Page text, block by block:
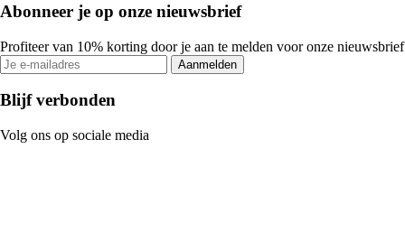
Abonneer je op onze nieuwsbrief
Profiteer van 10% korting door je aan te melden voor onze nieuwsbrief
Aanmelden
Blijf verbonden
Volg ons op sociale media